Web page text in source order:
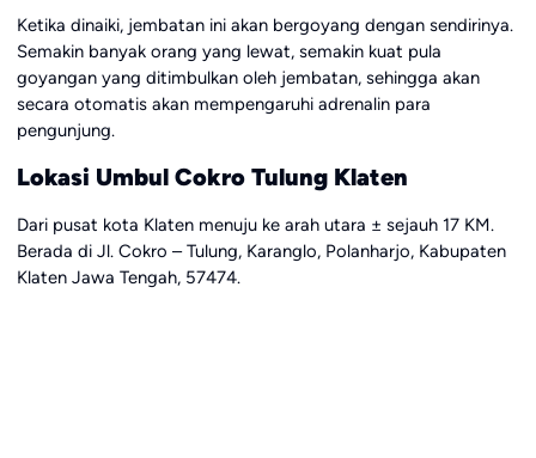
Ketika dinaiki, jembatan ini akan bergoyang dengan sendirinya.
Semakin banyak orang yang lewat, semakin kuat pula
goyangan yang ditimbulkan oleh jembatan, sehingga akan
secara otomatis akan mempengaruhi adrenalin para
pengunjung.
Lokasi Umbul Cokro Tulung Klaten
Dari pusat kota Klaten menuju ke arah utara ± sejauh 17 KM.
Berada di Jl. Cokro – Tulung, Karanglo, Polanharjo, Kabupaten
Klaten Jawa Tengah, 57474.